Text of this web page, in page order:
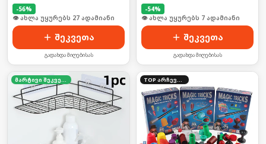
-56%
🛒 ბოლო 24სთ-ში იყიდა 36-მა
შეკვეთა
გადახდა მიღებისას
-54%
🛒 ბოლო 24სთ-ში იყიდა 8-მა
შეკვეთა
გადახდა მიღებისას
მარტივი შეკვეთა TOP არჩევანი